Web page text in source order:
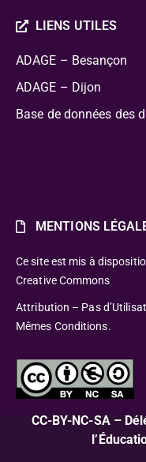
LIENS UTILES
ADAGE – Besançon
ADAGE – Dijon
Base de données des
MENTIONS
Ce site est mis à
Creative Commons
Attribution – Pas
Mêmes Conditions.
CC-BY-NC-SA –